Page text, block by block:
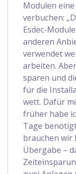
Modulen
verbuchen:
Esdec-
anderen
verwendet
arbeiten.
sparen und
für die
wett. Dafür
früher habe
Tage
brauchen wir
Übergabe –